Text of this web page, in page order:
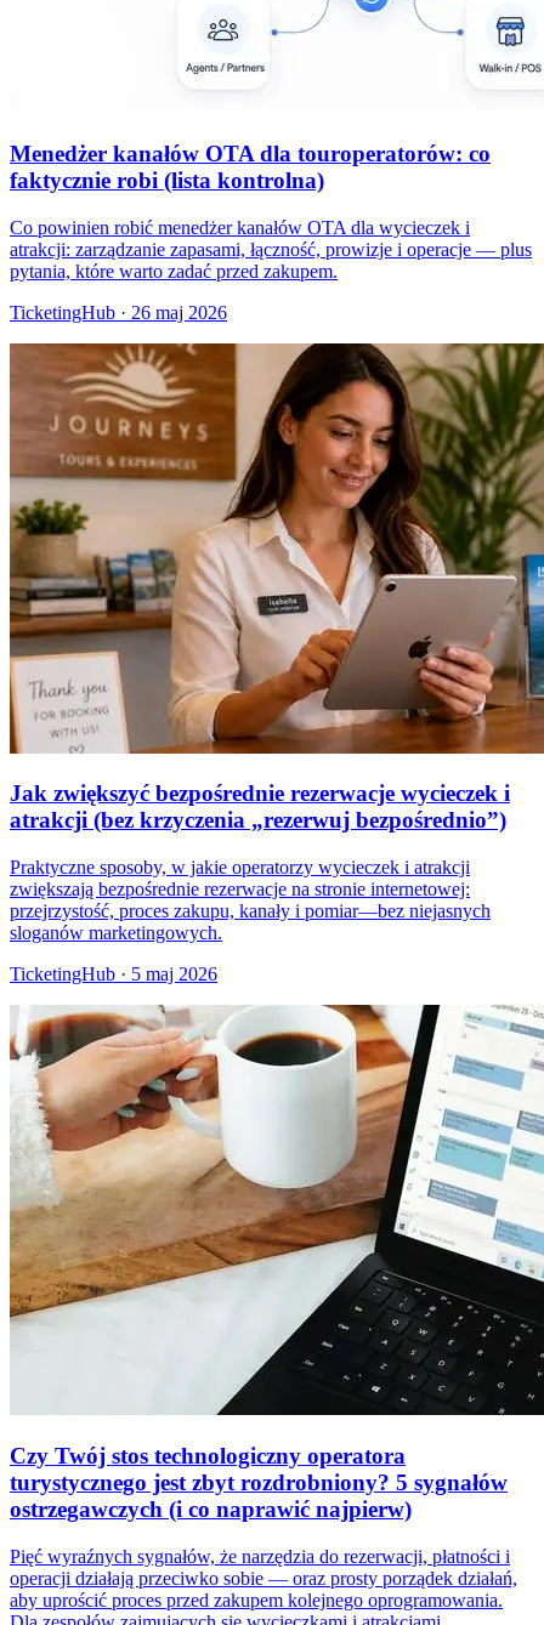
Menedżer kanałów OTA dla touroperatorów: co
faktycznie robi (lista kontrolna)
Co powinien robić menedżer kanałów OTA dla wycieczek i
atrakcji: zarządzanie zapasami, łączność, prowizje i operacje — plus
pytania, które warto zadać przed zakupem.
TicketingHub · 26 maj 2026
Jak zwiększyć bezpośrednie rezerwacje wycieczek i
atrakcji (bez krzyczenia „rezerwuj bezpośrednio”)
Praktyczne sposoby, w jakie operatorzy wycieczek i atrakcji
zwiększają bezpośrednie rezerwacje na stronie internetowej:
przejrzystość, proces zakupu, kanały i pomiar—bez niejasnych
sloganów marketingowych.
TicketingHub · 5 maj 2026
Czy Twój stos technologiczny operatora
turystycznego jest zbyt rozdrobniony? 5 sygnałów
ostrzegawczych (i co naprawić najpierw)
Pięć wyraźnych sygnałów, że narzędzia do rezerwacji, płatności i
operacji działają przeciwko sobie — oraz prosty porządek działań,
aby uprościć proces przed zakupem kolejnego oprogramowania.